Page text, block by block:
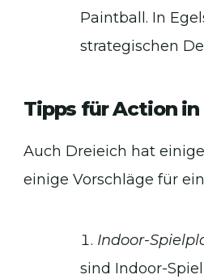
Paintball. In
strategischen
Tipps für Action
Auch Dreieich hat
einige Vorschläge für
Indoor-
sind Indoor-